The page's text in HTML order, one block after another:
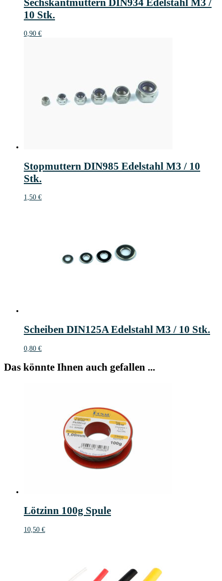
10 Stk.
0,90 €
Stopmuttern DIN985 Edelstahl M3 / 10
Stk.
1,50 €
Scheiben DIN125A Edelstahl M3 / 10 Stk.
0,80 €
Das könnte Ihnen auch gefallen ...
Lötzinn 100g Spule
10,50 €